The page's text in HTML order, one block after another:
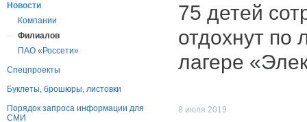
Новости
Компании
Филиалов
ПАО «Россети»
Спецпроекты
Буклеты, брошюры, листовки
Порядок запроса информации для
СМИ
75 детей
отдохнут по
лагере
8 июля 2019